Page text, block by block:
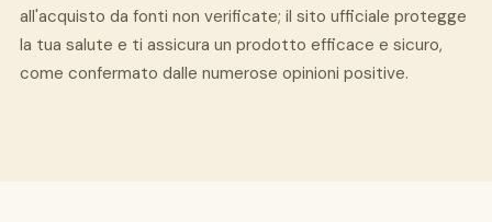
all'acquisto da fonti non verificate; il sito ufficiale protegge
la tua salute e ti assicura un prodotto efficace e sicuro,
come confermato dalle numerose opinioni positive.